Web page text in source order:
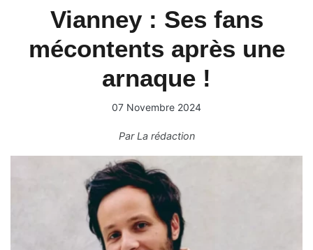
Vianney : Ses fans
mécontents après une
arnaque !
07 Novembre 2024
ParLa rédaction